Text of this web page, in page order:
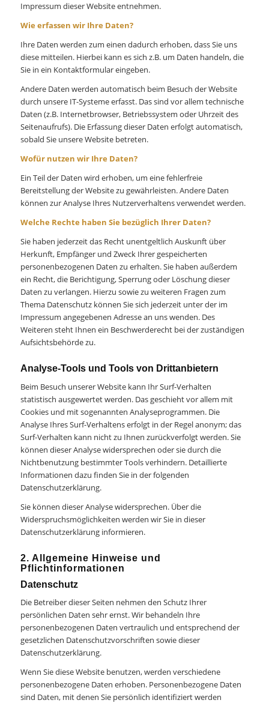
Impressum dieser Website entnehmen.
Wie erfassen wir Ihre Daten?
Ihre Daten werden zum einen dadurch erhoben, dass Sie uns
diese mitteilen. Hierbei kann es sich z.B. um Daten handeln, die
Sie in ein Kontaktformular eingeben.
Andere Daten werden automatisch beim Besuch der Website
durch unsere IT-Systeme erfasst. Das sind vor allem technische
Daten (z.B. Internetbrowser, Betriebssystem oder Uhrzeit des
Seitenaufrufs). Die Erfassung dieser Daten erfolgt automatisch,
sobald Sie unsere Website betreten.
Wofür nutzen wir Ihre Daten?
Ein Teil der Daten wird erhoben, um eine fehlerfreie
Bereitstellung der Website zu gewährleisten. Andere Daten
können zur Analyse Ihres Nutzerverhaltens verwendet werden.
Welche Rechte haben Sie bezüglich Ihrer Daten?
Sie haben jederzeit das Recht unentgeltlich Auskunft über
Herkunft, Empfänger und Zweck Ihrer gespeicherten
personenbezogenen Daten zu erhalten. Sie haben außerdem
ein Recht, die Berichtigung, Sperrung oder Löschung dieser
Daten zu verlangen. Hierzu sowie zu weiteren Fragen zum
Thema Datenschutz können Sie sich jederzeit unter der im
Impressum angegebenen Adresse an uns wenden. Des
Weiteren steht Ihnen ein Beschwerderecht bei der zuständigen
Aufsichtsbehörde zu.
Analyse-Tools und Tools von Drittanbietern
Beim Besuch unserer Website kann Ihr Surf-Verhalten
statistisch ausgewertet werden. Das geschieht vor allem mit
Cookies und mit sogenannten Analyseprogrammen. Die
Analyse Ihres Surf-Verhaltens erfolgt in der Regel anonym; das
Surf-Verhalten kann nicht zu Ihnen zurückverfolgt werden. Sie
können dieser Analyse widersprechen oder sie durch die
Nichtbenutzung bestimmter Tools verhindern. Detaillierte
Informationen dazu finden Sie in der folgenden
Datenschutzerklärung.
Sie können dieser Analyse widersprechen. Über die
Widerspruchsmöglichkeiten werden wir Sie in dieser
Datenschutzerklärung informieren.
2. Allgemeine Hinweise und
Pflichtinformationen
Datenschutz
Die Betreiber dieser Seiten nehmen den Schutz Ihrer
persönlichen Daten sehr ernst. Wir behandeln Ihre
personenbezogenen Daten vertraulich und entsprechend der
gesetzlichen Datenschutzvorschriften sowie dieser
Datenschutzerklärung.
Wenn Sie diese Website benutzen, werden verschiedene
personenbezogene Daten erhoben. Personenbezogene Daten
sind Daten, mit denen Sie persönlich identifiziert werden